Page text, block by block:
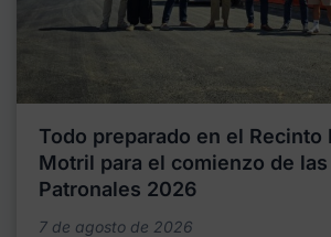
Todo preparado en el Recinto
Motril para el comienzo de
Patronales 2026
7 de agosto de 2026